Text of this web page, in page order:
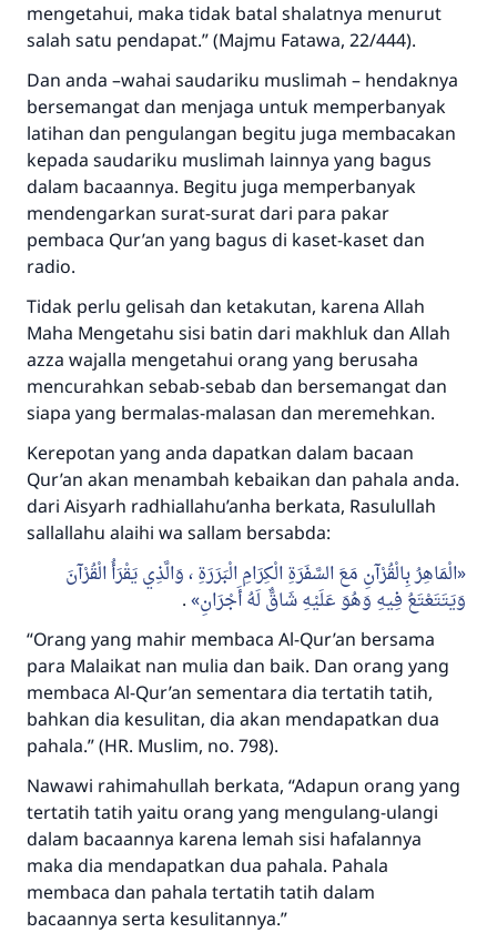
mengetahui, maka tidak batal shalatnya menurut
salah satu pendapat.” (Majmu Fatawa, 22/444).
Dan anda –wahai saudariku muslimah – hendaknya
bersemangat dan menjaga untuk memperbanyak
latihan dan pengulangan begitu juga membacakan
kepada saudariku muslimah lainnya yang bagus
dalam bacaannya. Begitu juga memperbanyak
mendengarkan surat-surat dari para pakar
pembaca Qur’an yang bagus di kaset-kaset dan
radio.
Tidak perlu gelisah dan ketakutan, karena Allah
Maha Mengetahu sisi batin dari makhluk dan Allah
azza wajalla mengetahui orang yang berusaha
mencurahkan sebab-sebab dan bersemangat dan
siapa yang bermalas-malasan dan meremehkan.
Kerepotan yang anda dapatkan dalam bacaan
Qur’an akan menambah kebaikan dan pahala anda.
dari Aisyarh radhiallahu’anha berkata, Rasulullah
sallallahu alaihi wa sallam bersabda:
الْمَاهِرُ بِالْقُرْآنِ مَعَ السَّفَرَةِ الْكِرَامِ الْبَرَرَةِ ، وَالَّذِي يَقْرَأُ الْقُرْآنَ
وَيَتَتَعْتَعُ فِيهِ وَهُوَ عَلَيْهِ شَاقٌّ لَهُ أَجْرَانِ
.
“Orang yang mahir membaca Al-Qur’an bersama
para Malaikat nan mulia dan baik. Dan orang yang
membaca Al-Qur’an sementara dia tertatih tatih,
bahkan dia kesulitan, dia akan mendapatkan dua
pahala.” (HR. Muslim, no. 798).
Nawawi rahimahullah berkata, “Adapun orang yang
tertatih tatih yaitu orang yang mengulang-ulangi
dalam bacaannya karena lemah sisi hafalannya
maka dia mendapatkan dua pahala. Pahala
membaca dan pahala tertatih tatih dalam
bacaannya serta kesulitannya.”